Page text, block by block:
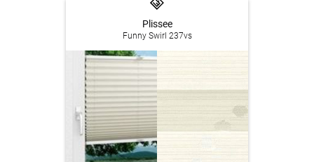
Plissee
Funny Swirl 237vs